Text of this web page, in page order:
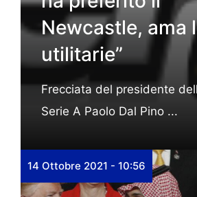
Newcastle, ama
utilitarie”
Frecciata del presidente
Serie A Paolo Dal Pino ...
14 Ottobre 2021 - 10:56